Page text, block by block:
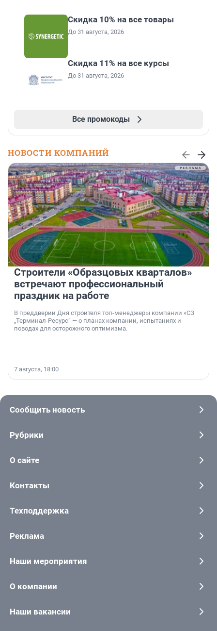
Скидка 10% на все товары
До 31 августа, 2026
Скидка 11% на все курсы
До 31 августа, 2026
Все промокоды
НОВОСТИ КОМПАНИЙ
Строители «Образцовых кварталов»
встречают профессиональный
праздник на работе
В преддверии Дня строителя топ-менеджеры компании «СЗ
„Терминал-Ресурс“ — о планах компании, испытаниях и
поводах для осторожного оптимизма.
7 августа, 18:00
Сообщить новость
Рубрики
О сайте
Контакты
Техподдержка
Реклама
Наши мероприятия
О компании
Наши вакансии